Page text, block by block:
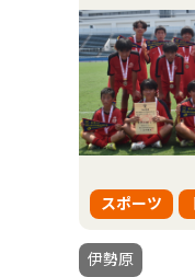
スポーツ
伊勢原